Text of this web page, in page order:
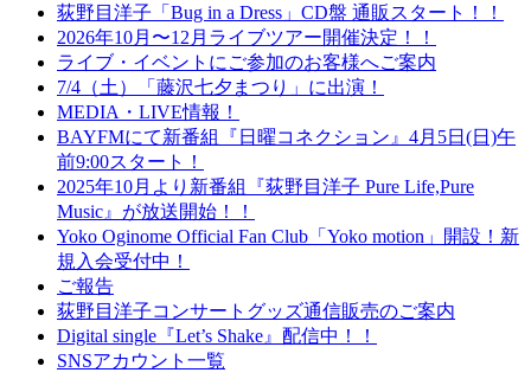
荻野目洋子「Bug in a Dress」CD盤 通販スタート！！
2026年10月〜12月ライブツアー開催決定！！
ライブ・イベントにご参加のお客様へご案内
7/4（土）「藤沢七夕まつり」に出演！
MEDIA・LIVE情報！
BAYFMにて新番組『日曜コネクション』4月5日(日)午
前9:00スタート！
2025年10月より新番組『荻野目洋子 Pure Life,Pure
Music』が放送開始！！
Yoko Oginome Official Fan Club「Yoko motion」開設！新
規入会受付中！
ご報告
荻野目洋子コンサートグッズ通信販売のご案内
Digital single『Let’s Shake』配信中！！
SNSアカウント一覧